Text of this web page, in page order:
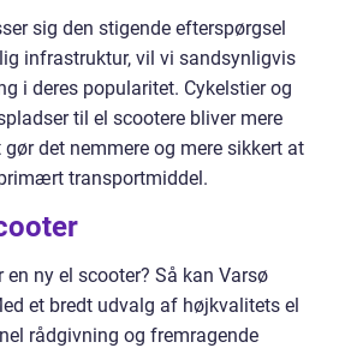
sig den stigende efterspørgsel
infrastruktur, vil vi sandsynligvis
i deres popularitet. Cykelstier og
til el scootere bliver mere
det nemmere og mere sikkert at
transportmiddel.
en ny el scooter? Så kan Varsø
et bredt udvalg af højkvalitets el
rådgivning og fremragende